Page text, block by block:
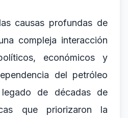
causas profundas de
compleja interacción
económicos y
del petróleo
de décadas de
que priorizaron la